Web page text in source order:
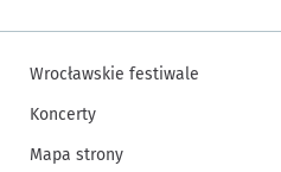
Wrocławskie festiwale
Koncerty
Mapa strony